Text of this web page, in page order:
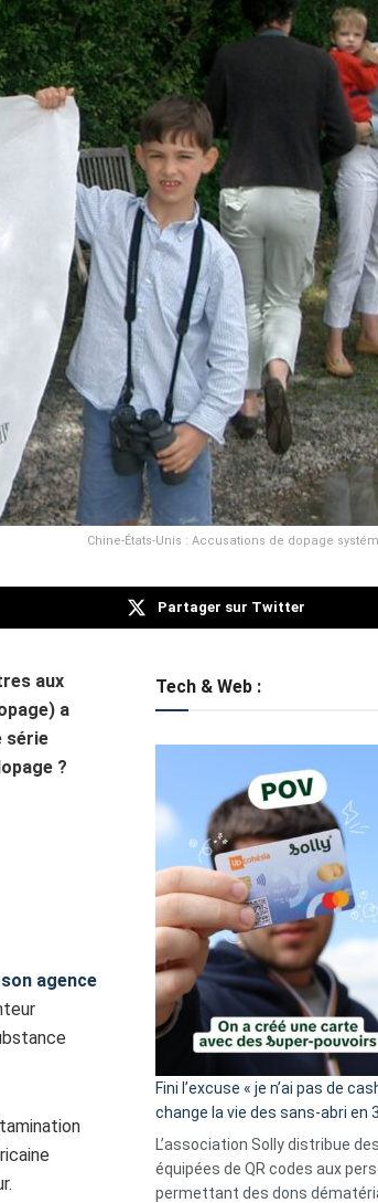
Chine-États-Unis : Accusations de dopage
Partager sur Twitter
aux
a
série
?
agence
Tech & Web :
Fini l’excuse « je n’ai pas de
change la vie des sans-abri en
L’association Solly distribue
équipées de QR codes aux
permettant des dons